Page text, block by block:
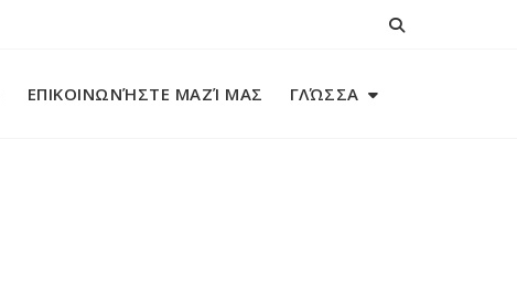
ΕΠΙΚΟΙΝΩΝΉΣΤΕ ΜΑΖΊ ΜΑΣ ΓΛΏΣΣΑ